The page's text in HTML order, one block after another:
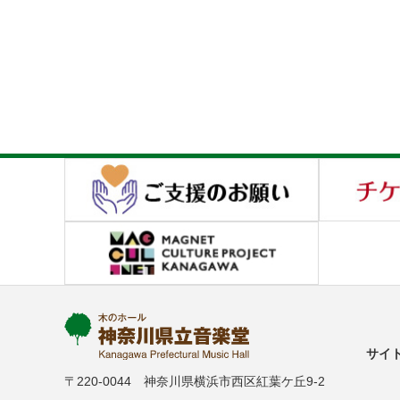
〒220-0044 神奈川県横浜市西区紅葉ケ丘9-2
サイ